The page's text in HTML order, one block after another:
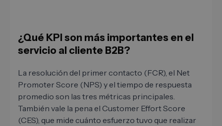
¿Qué KPI son más importantes en el
servicio al cliente B2B?
La resolución del primer contacto (FCR), el Net
Promoter Score (NPS) y el tiempo de respuesta
promedio son las tres métricas principales.
También vale la pena el Customer Effort Score
(CES), que mide cuánto esfuerzo tuvo que realizar